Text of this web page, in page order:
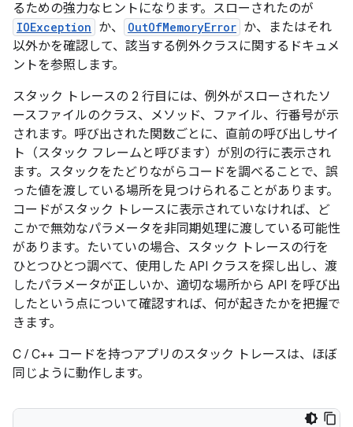
るための強力なヒントになります。スローされたのが
IOException か、 OutOfMemoryError か、またはそれ
以外かを確認して、該当する例外クラスに関するドキュメ
ントを参照します。
スタック トレースの 2 行目には、例外がスローされたソ
ースファイルのクラス、メソッド、ファイル、行番号が示
されます。呼び出された関数ごとに、直前の呼び出しサイ
ト（スタック フレームと呼びます）が別の行に表示され
ます。スタックをたどりながらコードを調べることで、誤
った値を渡している場所を見つけられることがあります。
コードがスタック トレースに表示されていなければ、ど
こかで無効なパラメータを非同期処理に渡している可能性
があります。たいていの場合、スタック トレースの行を
ひとつひとつ調べて、使用した API クラスを探し出し、渡
したパラメータが正しいか、適切な場所から API を呼び出
したという点について確認すれば、何が起きたかを把握で
きます。
C / C++ コードを持つアプリのスタック トレースは、ほぼ
同じように動作します。